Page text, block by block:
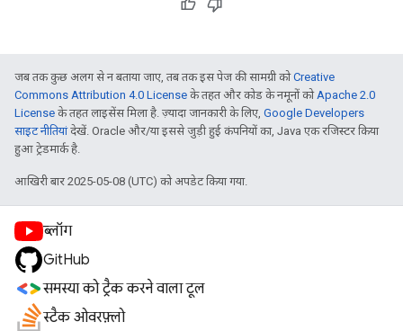
जब तक कुछ अलग से न बताया जाए, तब तक इस पेज की सामग्री कोCreative
Commons Attribution 4.0 License के तहत और कोड के नमूनों कोApache 2.0
License के तहत लाइसेंस मिला है. ज़्यादा जानकारी के लिए, Google Developers
साइट नीतियांदेखें. Oracle और/या इससे जुड़ी हुई कंपनियों का, Java एक रजिस्टर किया
हुआ ट्रेडमार्क है.
आखिरी बार 2025-05-08 (UTC) को अपडेट किया गया.
ब्लॉग
GitHub
समस्या को ट्रैक करने वाला टूल
स्टैक ओवरफ़्लो